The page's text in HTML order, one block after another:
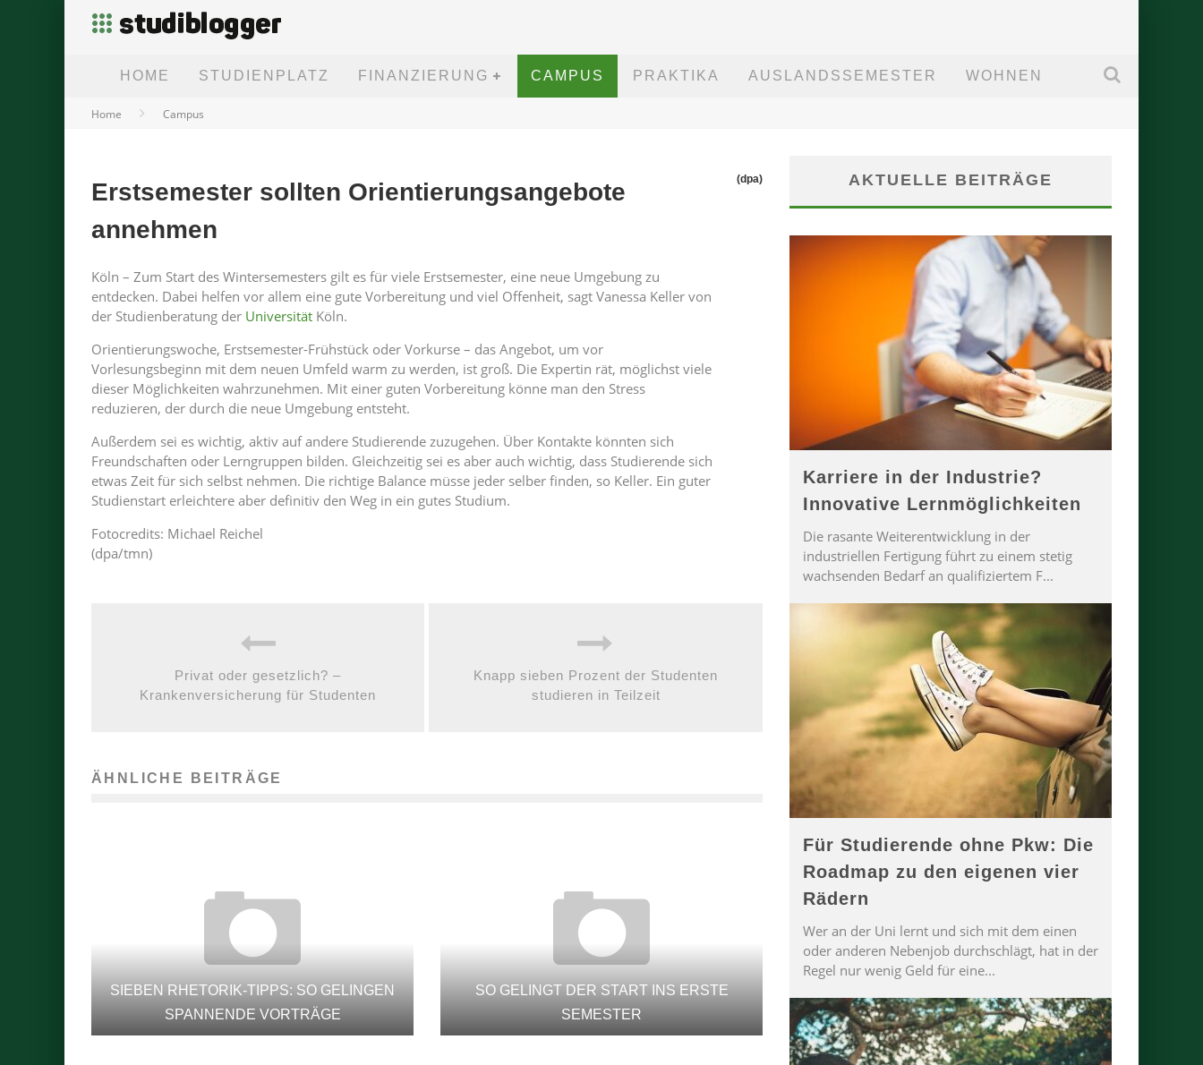
HOME STUDIENPLATZ FINANZIERUNG CAMPUS PRAKTIKA AUSLANDSSEMESTER WOHNEN
Home Campus
Erstsemester sollten Orientierungsangebote
annehmen
(dpa)
Köln – Zum Start des Wintersemesters gilt es für viele Erstsemester, eine neue Umgebung zu
entdecken. Dabei helfen vor allem eine gute Vorbereitung und viel Offenheit, sagt Vanessa Keller von
der Studienberatung der Universität Köln.
Orientierungswoche, Erstsemester-Frühstück oder Vorkurse – das Angebot, um vor
Vorlesungsbeginn mit dem neuen Umfeld warm zu werden, ist groß. Die Expertin rät, möglichst viele
dieser Möglichkeiten wahrzunehmen. Mit einer guten Vorbereitung könne man den Stress
reduzieren, der durch die neue Umgebung entsteht.
Außerdem sei es wichtig, aktiv auf andere Studierende zuzugehen. Über Kontakte könnten sich
Freundschaften oder Lerngruppen bilden. Gleichzeitig sei es aber auch wichtig, dass Studierende sich
etwas Zeit für sich selbst nehmen. Die richtige Balance müsse jeder selber finden, so Keller. Ein guter
Studienstart erleichtere aber definitiv den Weg in ein gutes Studium.
Fotocredits: Michael Reichel
(dpa/tmn)
Privat oder gesetzlich? –
Krankenversicherung für Studenten
Knapp sieben Prozent der Studenten
studieren in Teilzeit
ÄHNLICHE BEITRÄGE
SIEBEN RHETORIK-TIPPS: SO GELINGEN
SPANNENDE VORTRÄGE
SO GELINGT DER START INS ERSTE
SEMESTER
AKTUELLE BEITRÄGE
Karriere in der Industrie?
Innovative Lernmöglichkeiten
Die rasante Weiterentwicklung in der
industriellen Fertigung führt zu einem stetig
wachsenden Bedarf an qualifiziertem F...
Für Studierende ohne Pkw: Die
Roadmap zu den eigenen vier
Rädern
Wer an der Uni lernt und sich mit dem einen
oder anderen Nebenjob durchschlägt, hat in der
Regel nur wenig Geld für eine...